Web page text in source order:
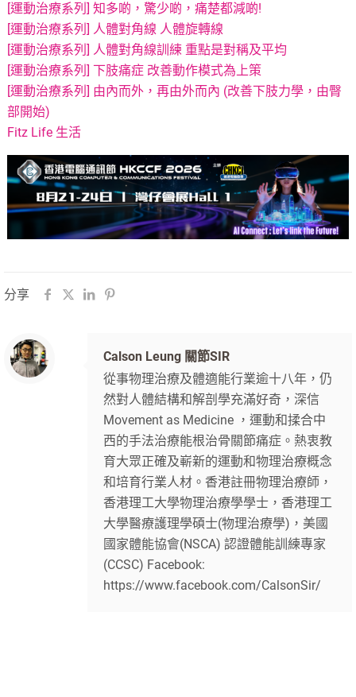
[運動治療系列] 知多啲，驚少啲，痛楚都減啲!
[運動治療系列] 人體對角線 人體旋轉線
[運動治療系列] 人體對角線訓練 重點是對稱及平均
[運動治療系列] 下肢痛症 改善動作模式為上策
[運動治療系列] 由內而外，再由外而內 (改善下肢力學，由臀
部開始)
Fitz Life 生活
分享
Calson Leung 關節SIR
從事物理治療及體適能行業逾十八年，仍
然對人體結構和解剖學充滿好奇，深信
Movement as Medicine ，運動和揉合中
西的手法治療能根治骨關節痛症。熱衷教
育大眾正確及嶄新的運動和物理治療概念
和培育行業人材。香港註冊物理治療師，
香港理工大學物理治療學學士，香港理工
大學醫療護理學碩士(物理治療學)，美國
國家體能協會(NSCA) 認證體能訓練專家
(CCSC) Facebook:
https://www.facebook.com/CalsonSir/